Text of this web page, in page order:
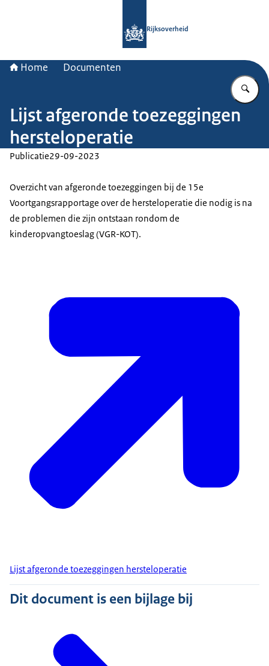
Rijksoverheid
Home Documenten
Lijst afgeronde toezeggingen
hersteloperatie
Publicatie29-09-2023
Overzicht van afgeronde toezeggingen bij de 15e
Voortgangsrapportage over de hersteloperatie die nodig is na
de problemen die zijn ontstaan rondom de
kinderopvangtoeslag (VGR-KOT).
Lijst afgeronde toezeggingen hersteloperatie
Dit document is een bijlage bij